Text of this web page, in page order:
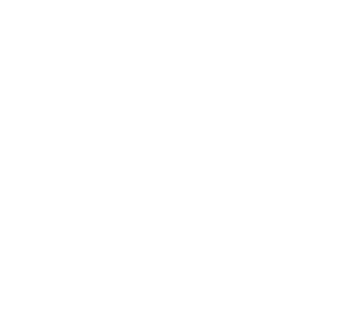
- P.I. 01465221214, iscritta alla C.C.I.A.A.